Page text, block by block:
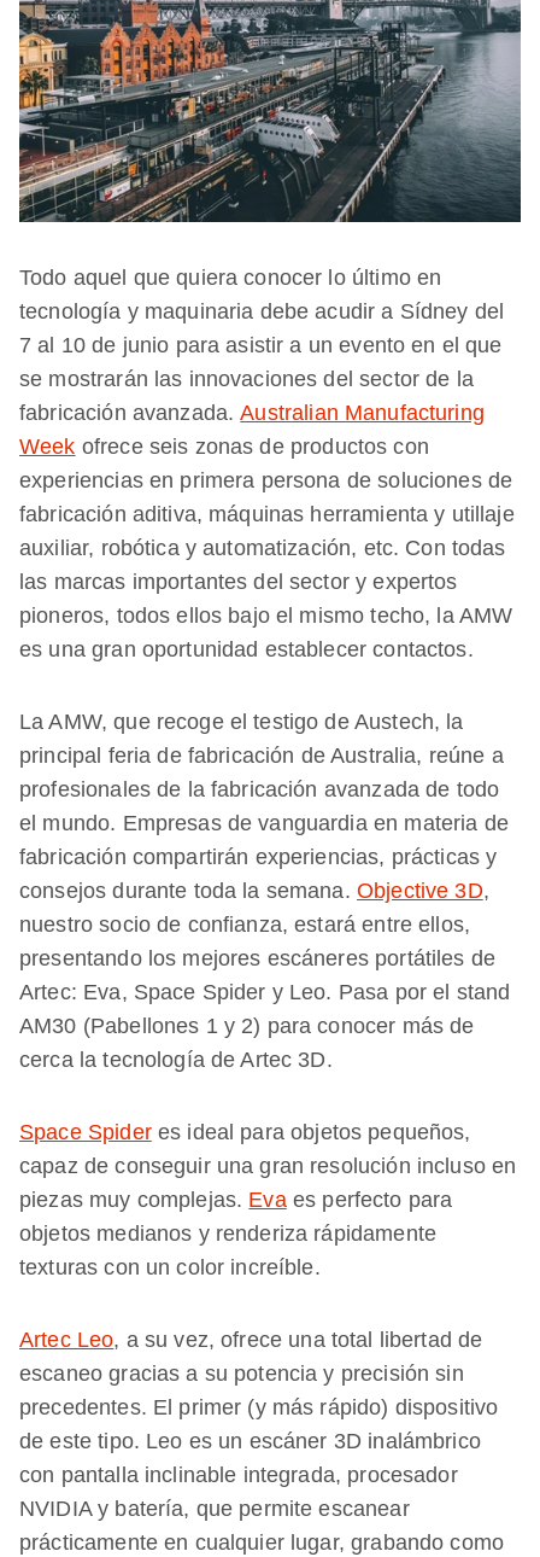
Todo aquel que quiera conocer lo último en
tecnología y maquinaria debe acudir a Sídney del
7 al 10 de junio para asistir a un evento en el que
se mostrarán las innovaciones del sector de la
fabricación avanzada.Australian Manufacturing
Week ofrece seis zonas de productos con
experiencias en primera persona de soluciones de
fabricación aditiva, máquinas herramienta y utillaje
auxiliar, robótica y automatización, etc. Con todas
las marcas importantes del sector y expertos
pioneros, todos ellos bajo el mismo techo, la AMW
es una gran oportunidad establecer contactos.
La AMW, que recoge el testigo de Austech, la
principal feria de fabricación de Australia, reúne a
profesionales de la fabricación avanzada de todo
el mundo. Empresas de vanguardia en materia de
fabricación compartirán experiencias, prácticas y
consejos durante toda la semana. Objective 3D,
nuestro socio de confianza, estará entre ellos,
presentando los mejores escáneres portátiles de
Artec: Eva, Space Spider y Leo. Pasa por el stand
AM30 (Pabellones 1 y 2) para conocer más de
cerca la tecnología de Artec 3D.
Space Spideres ideal para objetos pequeños,
capaz de conseguir una gran resolución incluso en
piezas muy complejas. Evaes perfecto para
objetos medianos y renderiza rápidamente
texturas con un color increíble.
Artec Leo, a su vez, ofrece una total libertad de
escaneo gracias a su potencia y precisión sin
precedentes. El primer (y más rápido) dispositivo
de este tipo. Leo es un escáner 3D inalámbrico
con pantalla inclinable integrada, procesador
NVIDIA y batería, que permite escanear
prácticamente en cualquier lugar, grabando como